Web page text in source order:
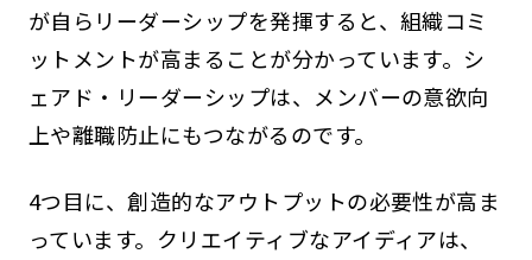
が自らリーダーシップを発揮すると、組織コミ
ットメントが高まることが分かっています。シ
ェアド・リーダーシップは、メンバーの意欲向
上や離職防止にもつながるのです。
4つ目に、創造的なアウトプットの必要性が高ま
っています。クリエイティブなアイディアは、